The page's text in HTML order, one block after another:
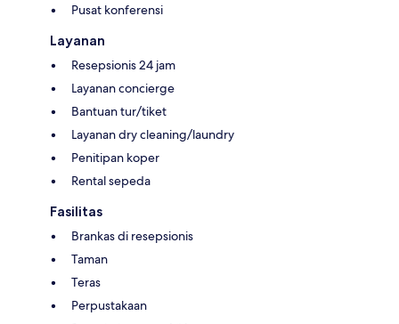
Pusat konferensi
Layanan
Resepsionis 24 jam
Layanan concierge
Bantuan tur/tiket
Layanan dry cleaning/laundry
Penitipan koper
Rental sepeda
Fasilitas
Brankas di resepsionis
Taman
Teras
Perpustakaan